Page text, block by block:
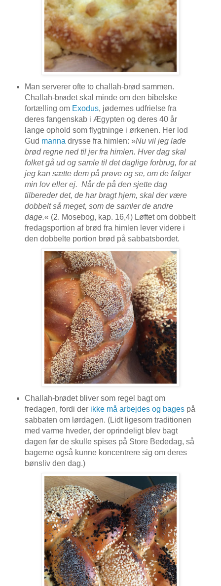
Man serverer ofte to challah-brød sammen.
Challah-brødet skal minde om den bibelske
fortælling om Exodus, jødernes udfrielse fra
deres fangenskab i Ægypten og deres 40 år
lange ophold som flygtninge i ørkenen. Her lod
Gud manna drysse fra himlen: »Nu vil jeg lade
brød regne ned til jer fra himlen. Hver dag skal
folket gå ud og samle til det daglige forbrug, for at
jeg kan sætte dem på prøve og se, om de følger
min lov eller ej. Når de på den sjette dag
tilbereder det, de har bragt hjem, skal der være
dobbelt så meget, som de samler de andre
dage.« (2. Mosebog, kap. 16,4) Løftet om dobbelt
fredagsportion af brød fra himlen lever videre i
den dobbelte portion brød på sabbatsbordet.
Challah-brødet bliver som regel bagt om
fredagen, fordi der ikke må arbejdes og bagespå
sabbaten om lørdagen. (Lidt ligesom traditionen
med varme hveder, der oprindeligt blev bagt
dagen før de skulle spises på Store Bededag, så
bagerne også kunne koncentrere sig om deres
bønsliv den dag.)